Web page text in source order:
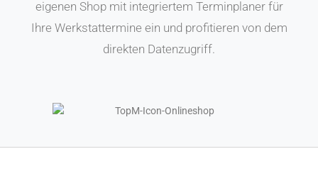
eigenen Shop mit integriertem Terminplaner für
Ihre Werkstattermine ein und profitieren von dem
direkten Datenzugriff.